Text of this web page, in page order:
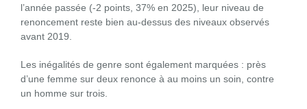
l’année passée (-2 points, 37% en 2025), leur niveau de
renoncement reste bien au-dessus des niveaux observés
avant 2019.
Les inégalités de genre sont également marquées : près
d’une femme sur deux renonce à au moins un soin, contre
un homme sur trois.